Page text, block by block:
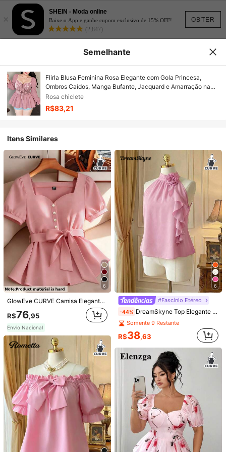
OBTER
×
SHEIN - Moda online
Baixe o App e ganhe cupom exclusivo de 15% OFF!
(2,847)
1/6
R$ 83,21 -26% R$111,90
Flirla Blusa Feminina Rosa Elegante com Gola Pri
ncesa, Ombros Caídos, Manga Bufante, Jac
quard e Amarração na Cintura em Estilo A-L
ine para Mulheres Plus Size
Tamanho BR
G (0XL) G2(2XL) G3(3XL)
Semelhante
Flirla Blusa Feminina Rosa Elegante com Gola Princesa,
Ombros Caídos, Manga Bufante, Jacquard e Amarração na
Cintura em Estilo A-Line para Mulheres Plus Size
Rosa chiclete
R$83,21
Itens Similares
6
GlowEve CURVE Camisa Elegante e Simples de Tecido Trançado para Mulheres, Tamanho Grande
R$76,95
Envio Nacional
6
#Fascínio Etéreo
-44% DreamSkyne Top Elegante de Verão Plus Size com Gola Babado Floral 3D para Ano Novo
Somente 9 Restante
R$38,63